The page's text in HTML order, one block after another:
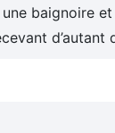
baignoire